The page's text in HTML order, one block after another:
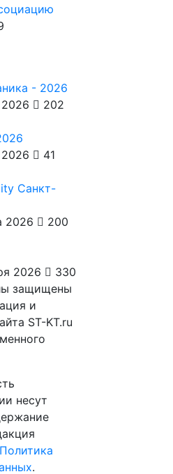
- 2026
2026
202
2026
41
Санкт-
2026
200
2026
330
защищены
и
ST-KT.ru
несут
Политика
.